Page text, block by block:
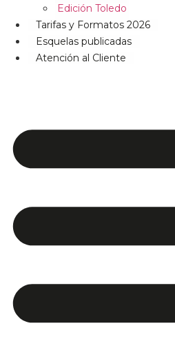
Edición Toledo
Tarifas y Formatos 2026
Esquelas publicadas
Atención al Cliente